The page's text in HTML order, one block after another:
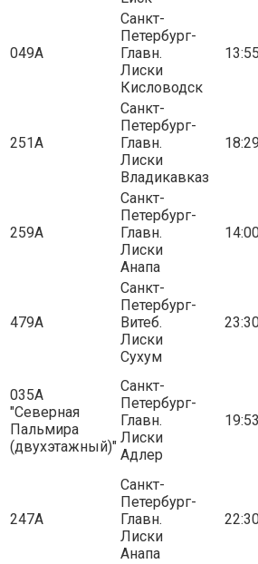
049А
Санкт-
Петербург-
Главн.
Лиски
Кисловодск
13:55
251А
Санкт-
Петербург-
Главн.
Лиски
Владикавказ
18:29
259А
Санкт-
Петербург-
Главн.
Лиски
Анапа
479А
Санкт-
Петербург-
Витеб.
Лиски
Сухум
035А
"Северная
Пальмира
(двухэтажный)"
Санкт-
Петербург-
Главн.
Лиски
Адлер
19:53
247А
Санкт-
Петербург-
Главн.
Лиски
Анапа